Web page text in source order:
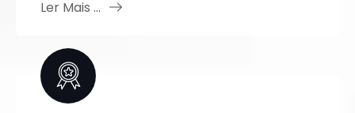
Ler Mais ...